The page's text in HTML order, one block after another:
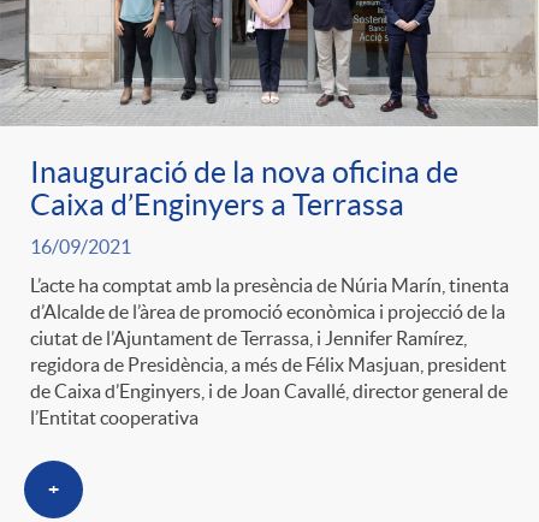
p
r
e
n
s
a
g
o
r
i
e
s
c
l
a
F
i
l
t
e
c
o
n
t
i
n
Inauguració de la nova oficina de
Caixa d’Enginyers a Terrassa
16/09/2021
L’acte ha comptat amb la presència de Núria Marín, tinenta
d’Alcalde de l’àrea de promoció econòmica i projecció de la
ciutat de l’Ajuntament de Terrassa, i Jennifer Ramírez,
regidora de Presidència, a més de Félix Masjuan, president
de Caixa d’Enginyers, i de Joan Cavallé, director general de
l’Entitat cooperativa
+